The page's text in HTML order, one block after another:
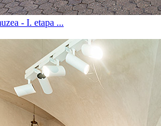
- I. etapa ...